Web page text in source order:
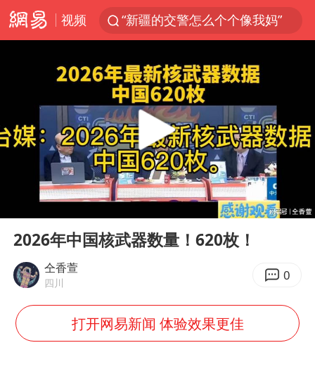
视频
“新疆的交警怎么个个像我妈”
香港正式允许“拒绝抢救”
白海豚将正面袭击贯穿浙江
情侣平潭拍日出坠崖1死1伤
《欢迎来龙餐馆》口碑
微信又有新功能，你可以“撤回”你的撤回了！
郑丽文：台湾从来没有“独立”过
杭州全市有序停课
36岁男演员成景区NPC后人气爆棚
Play
00:00 04:00
2026年中国核武器数量！620枚！
仝香萱
四川 0
打开网易新闻 体验效果更佳